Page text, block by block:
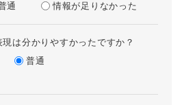
通 情報が足りなかった
は分かりやすかったですか？
普通